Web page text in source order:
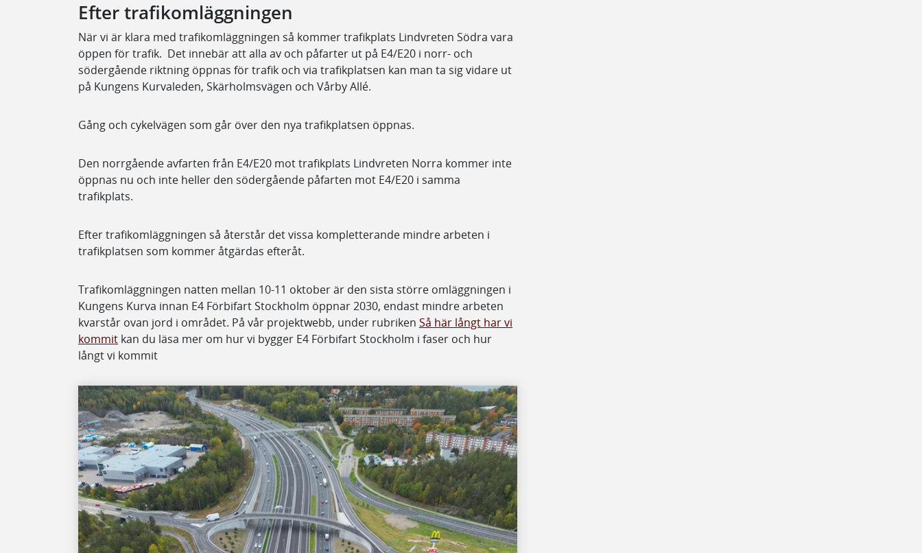
Efter trafikomläggningen
När vi är klara med trafikomläggningen så kommer trafikplats Lindvreten Södra vara
öppen för trafik. Det innebär att alla av och påfarter ut på E4/E20 i norr- och
södergående riktning öppnas för trafik och via trafikplatsen kan man ta sig vidare ut
på Kungens Kurvaleden, Skärholmsvägen och Vårby Allé.
Gång och cykelvägen som går över den nya trafikplatsen öppnas.
Den norrgående avfarten från E4/E20 mot trafikplats Lindvreten Norra kommer inte
öppnas nu och inte heller den södergående påfarten mot E4/E20 i samma
trafikplats.
Efter trafikomläggningen så återstår det vissa kompletterande mindre arbeten i
trafikplatsen som kommer åtgärdas efteråt.
Trafikomläggningen natten mellan 10-11 oktober är den sista större omläggningen i
Kungens Kurva innan E4 Förbifart Stockholm öppnar 2030, endast mindre arbeten
kvarstår ovan jord i området. På vår projektwebb, under rubriken Så här långt har vi
kommit kan du läsa mer om hur vi bygger E4 Förbifart Stockholm i faser och hur
långt vi kommit